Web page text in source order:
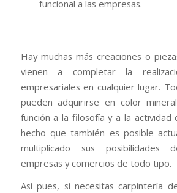
funcional a las empresas.
Hay muchas más creaciones o
vienen a completar la
empresariales en cualquier lugar.
pueden adquirirse en color
función a la filosofía y a la actividad
hecho que también es posible
multiplicado sus posibilidades
empresas y comercios de todo tipo.
Así pues, si necesitas carpintería